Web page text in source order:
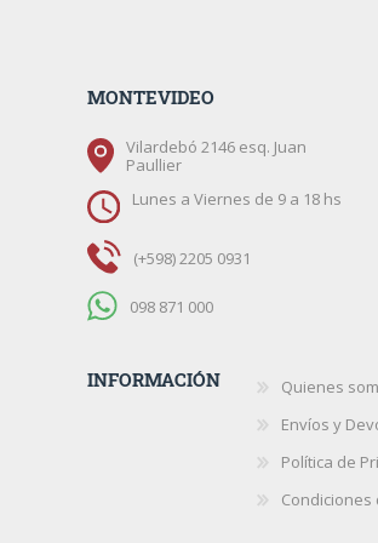
MONTEVIDEO
Vilardebó 2146 esq. Juan
Paullier
Lunes a Viernes de 9 a 18 hs
(+598) 2205 0931
098 871 000
INFORMACIÓN
Quienes
Envíos y
Política de
Condiciones